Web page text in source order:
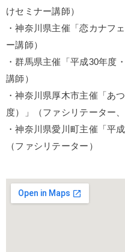
けセミナー講師）
・神奈川県主催「恋カナフ
ー講師）
・群馬県主催「平成30年度
講師）
・神奈川県厚木市主催「あ
度）」（ファシリテーター
・神奈川県愛川町主催「平
（ファシリテーター）